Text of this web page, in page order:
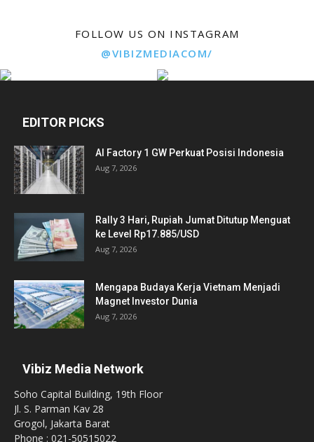
FOLLOW US ON INSTAGRAM
@VIBIZMEDIACOM/
EDITOR PICKS
AI Factory 1 GW Perkuat Posisi Indonesia
Aug 7, 2026
Rally 3 Hari, Rupiah Jumat Ditutup Menguat
ke Level Rp17.885/USD
Aug 7, 2026
Mengapa Budaya Kerja Vietnam Menjadi
Magnet Investor Dunia
Aug 7, 2026
Vibiz Media Network
Soho Capital Building, 19th Floor
Jl. S. Parman Kav 28
Grogol, Jakarta Barat
Phone : 021-50515022